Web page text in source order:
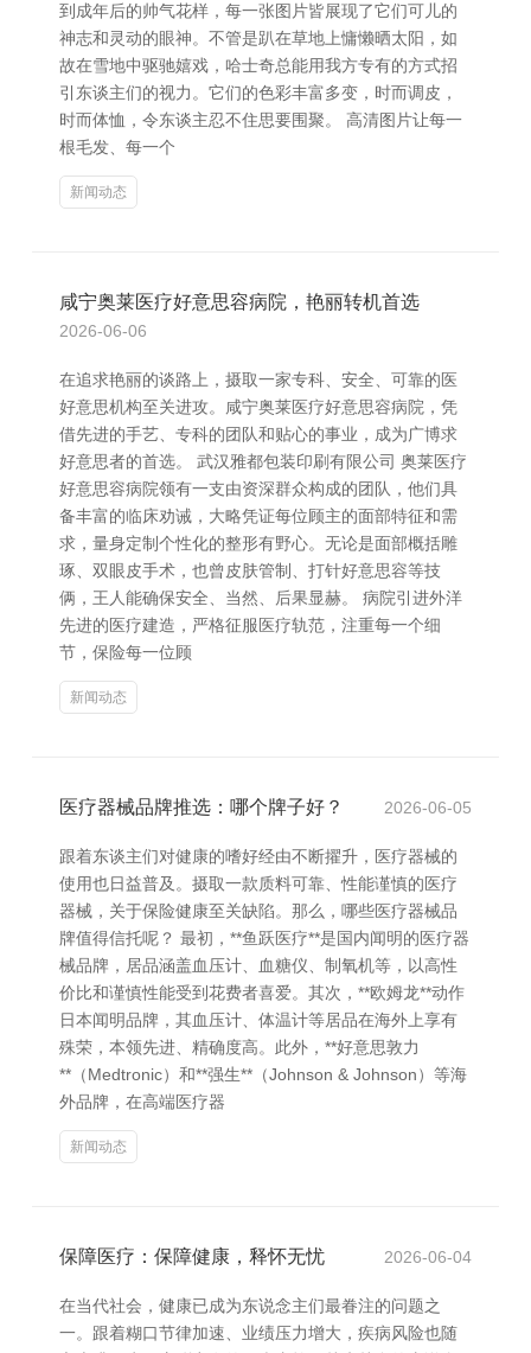
到成年后的帅气花样，每一张图片皆展现了它们可儿的
神志和灵动的眼神。不管是趴在草地上慵懒晒太阳，如
故在雪地中驱驰嬉戏，哈士奇总能用我方专有的方式招
引东谈主们的视力。它们的色彩丰富多变，时而调皮，
时而体恤，令东谈主忍不住思要围聚。 高清图片让每一
根毛发、每一个
新闻动态
咸宁奥莱医疗好意思容病院，艳丽转机首选
2026-06-06
在追求艳丽的谈路上，摄取一家专科、安全、可靠的医
好意思机构至关进攻。咸宁奥莱医疗好意思容病院，凭
借先进的手艺、专科的团队和贴心的事业，成为广博求
好意思者的首选。 武汉雅都包装印刷有限公司 奥莱医疗
好意思容病院领有一支由资深群众构成的团队，他们具
备丰富的临床劝诫，大略凭证每位顾主的面部特征和需
求，量身定制个性化的整形有野心。无论是面部概括雕
琢、双眼皮手术，也曾皮肤管制、打针好意思容等技
俩，王人能确保安全、当然、后果显赫。 病院引进外洋
先进的医疗建造，严格征服医疗轨范，注重每一个细
节，保险每一位顾
新闻动态
医疗器械品牌推选：哪个牌子好？ 2026-06-05
跟着东谈主们对健康的嗜好经由不断擢升，医疗器械的
使用也日益普及。摄取一款质料可靠、性能谨慎的医疗
器械，关于保险健康至关缺陷。那么，哪些医疗器械品
牌值得信托呢？ 最初，**鱼跃医疗**是国内闻明的医疗器
械品牌，居品涵盖血压计、血糖仪、制氧机等，以高性
价比和谨慎性能受到花费者喜爱。其次，**欧姆龙**动作
日本闻明品牌，其血压计、体温计等居品在海外上享有
殊荣，本领先进、精确度高。此外，**好意思敦力
**（Medtronic）和**强生**（Johnson & Johnson）等海
外品牌，在高端医疗器
新闻动态
保障医疗：保障健康，释怀无忧 2026-06-04
在当代社会，健康已成为东说念主们最眷注的问题之
一。跟着糊口节律加速、业绩压力增大，疾病风险也随